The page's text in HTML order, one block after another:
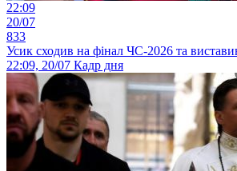
22:09
20/07
833
Усик сходив на фінал ЧС-2026 та
22:09, 20/07 Кадр дня